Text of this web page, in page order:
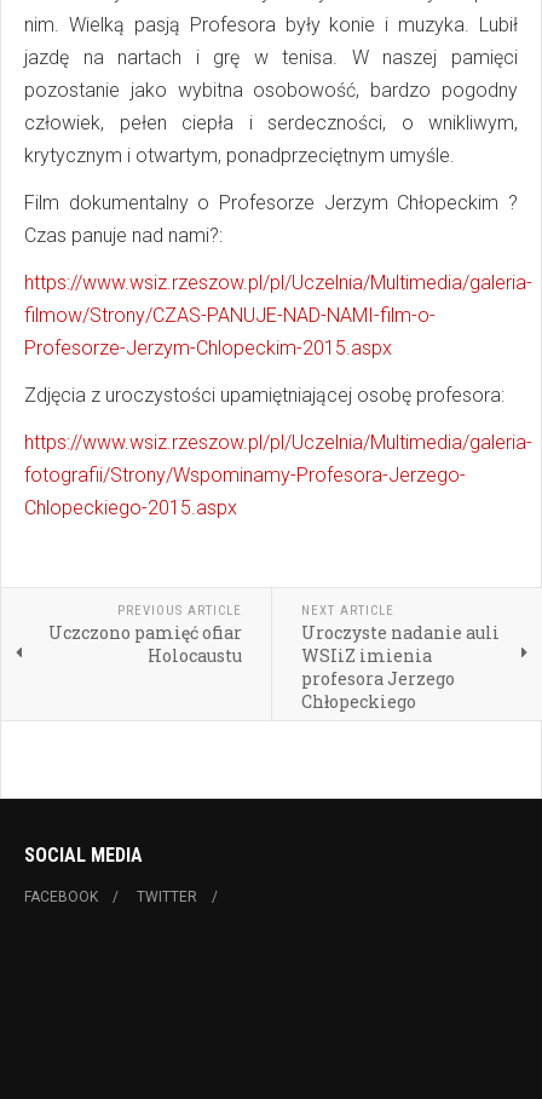
nim. Wielką pasją Profesora były konie i muzyka. Lubił
jazdę na nartach i grę w tenisa. W naszej pamięci
pozostanie jako wybitna osobowość, bardzo pogodny
człowiek, pełen ciepła i serdeczności, o wnikliwym,
krytycznym i otwartym, ponadprzeciętnym umyśle.
Film dokumentalny o Profesorze Jerzym Chłopeckim ?
Czas panuje nad nami?:
https://www.wsiz.rzeszow.pl/pl/Uczelnia/Multimedia/galeria-
filmow/Strony/CZAS-PANUJE-NAD-NAMI-film-o-
Profesorze-Jerzym-Chlopeckim-2015.aspx
Zdjęcia z uroczystości upamiętniającej osobę profesora:
https://www.wsiz.rzeszow.pl/pl/Uczelnia/Multimedia/galeria-
fotografii/Strony/Wspominamy-Profesora-Jerzego-
Chlopeckiego-2015.aspx
PREVIOUS ARTICLE
Uczczono pamięć ofiar
Holocaustu
NEXT ARTICLE
Uroczyste nadanie auli
WSIiZ imienia
profesora Jerzego
Chłopeckiego
SOCIAL MEDIA
FACEBOOK TWITTER